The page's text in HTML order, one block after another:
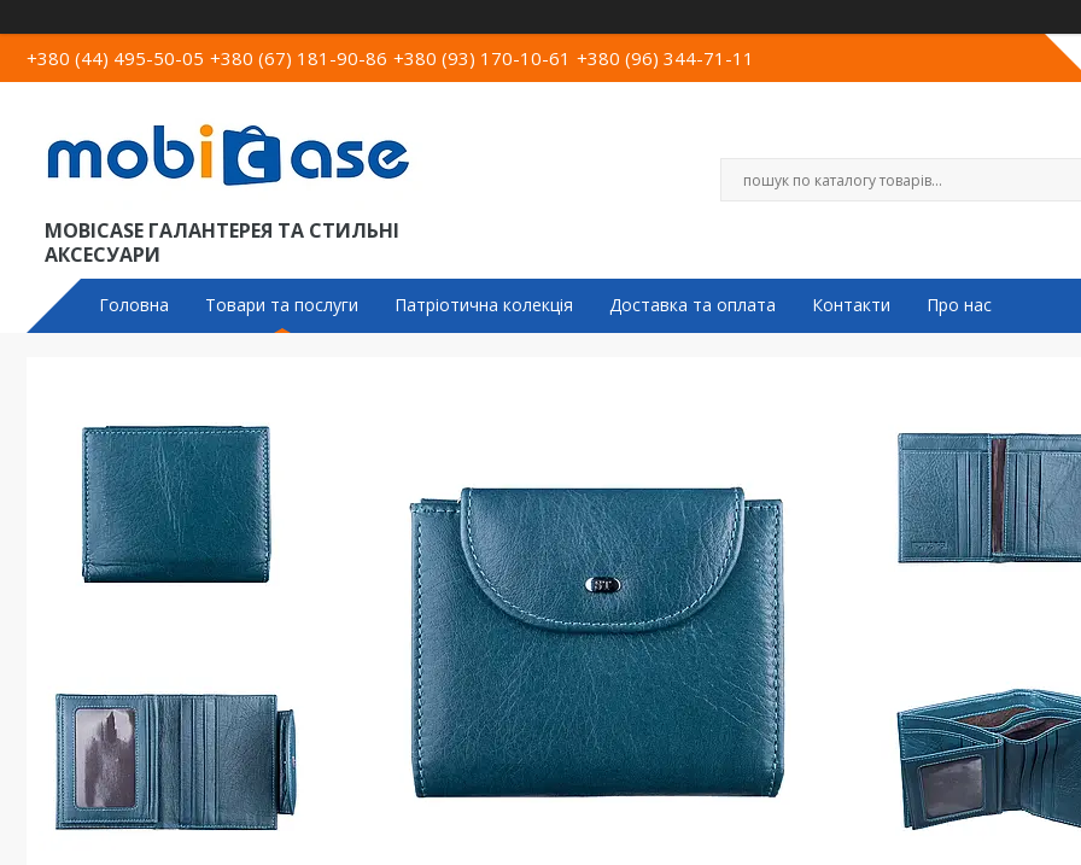
+380 (44) 495-50-05 +380 (67) 181-90-86 +380 (93) 170-10-61 +380 (96) 344-71-11
MOBICASE ГАЛАНТЕРЕЯ ТА СТИЛЬНІ
АКСЕСУАРИ
Головна Товари та послуги Патріотична колекція Доставка та оплата Контакти Про нас